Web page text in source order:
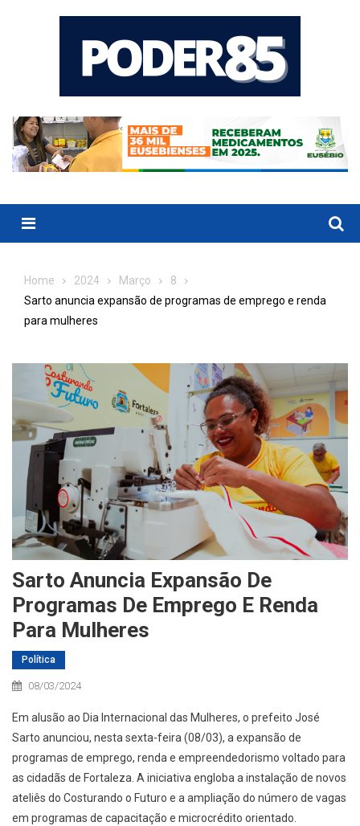
Menu
Home 2024 Março
8
Sarto anuncia expansão de programas de emprego e renda
para mulheres
Sarto Anuncia Expansão De
Programas De Emprego E Renda
Para Mulheres
Política
08/03/2024
Em alusão ao Dia Internacional das Mulheres, o prefeito José
Sarto anunciou, nesta sexta-feira (08/03), a expansão de
programas de emprego, renda e empreendedorismo voltado para
as cidadãs de Fortaleza. A iniciativa engloba a instalação de novos
ateliês do Costurando o Futuro e a ampliação do número de vagas
em programas de capacitação e microcrédito orientado.